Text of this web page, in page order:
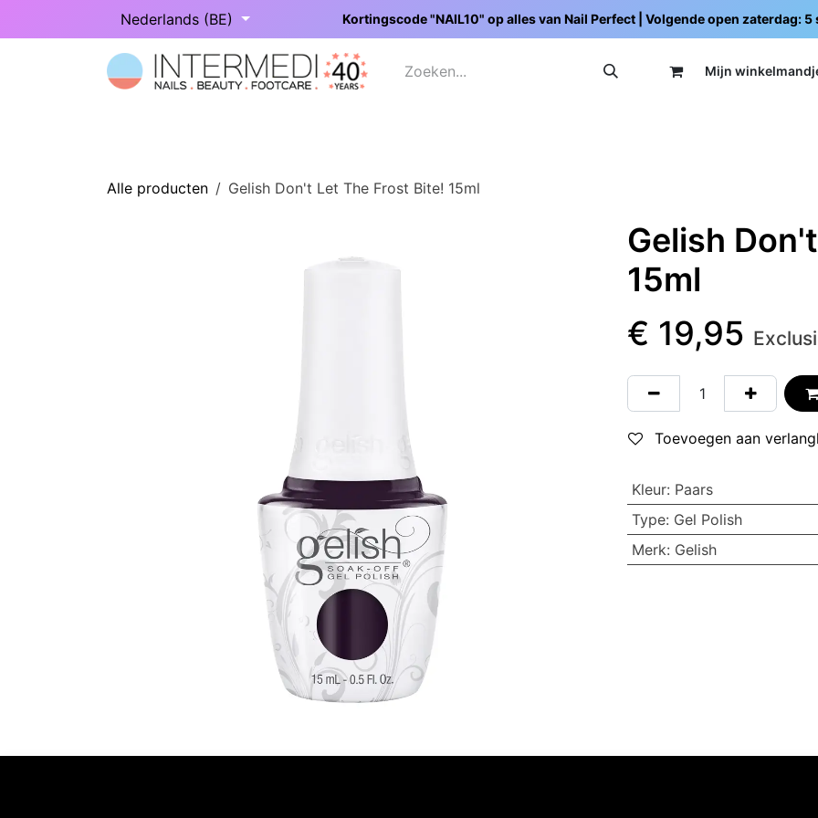
Overslaan naar inhoudNederlands (BE) Kortingscode "NAIL10" op alles van Nail Perfect | Volgende open zaterdag: 5
Mijn wi
Alle producten Gelish Don't Let The Frost Bite! 15ml
Gelish
15ml
€ 19,95
Toevoegen aan
Kleur: Paars
Type: Gel Polish
Merk: Gelish